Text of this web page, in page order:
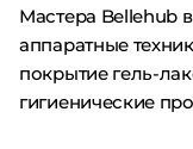
Мастера Bellehub
аппаратные
покрытие гель-
гигиенические